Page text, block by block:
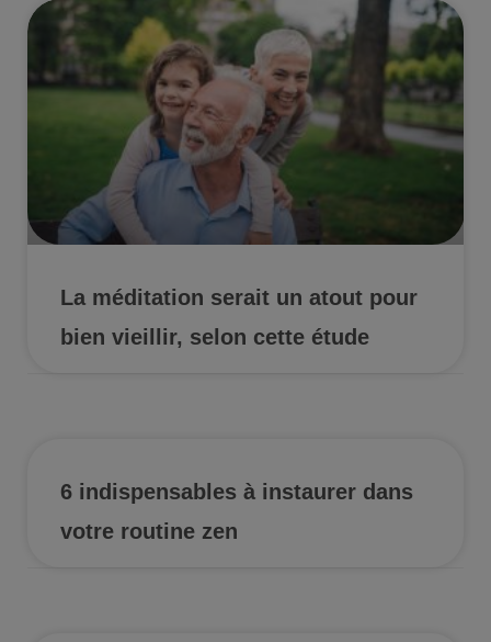
La méditation serait un atout pour
bien vieillir, selon cette étude
6 indispensables à instaurer dans
votre routine zen